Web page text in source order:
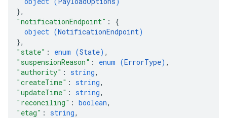
},
"notificationEndpoint" : {
object (NotificationEndpoint)
},
"state" : enum (State) ,
"suspensionReason" : enum (ErrorType) ,
"authority" : string,
"createTime" : string,
"updateTime" : string,
"reconciling" : boolean,
"etag" : string,